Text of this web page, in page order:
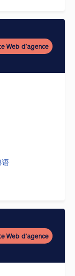
Web d’agence
语
Web d’agence